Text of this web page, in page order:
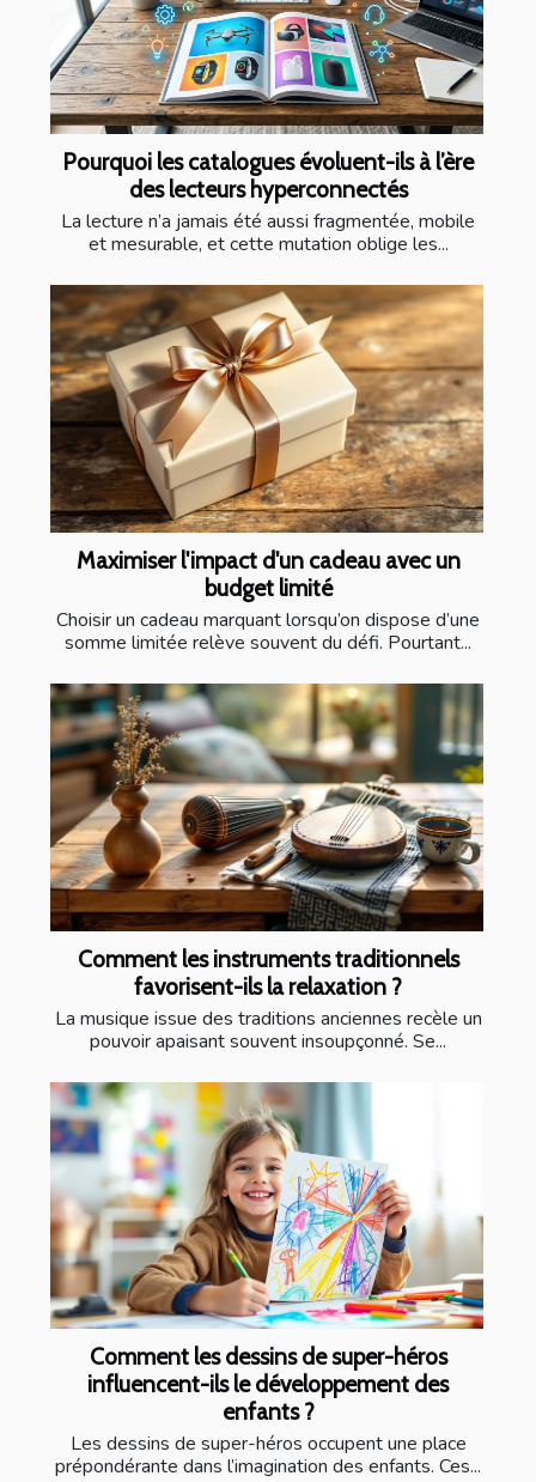
Pourquoi les catalogues évoluent-ils à l’ère
des lecteurs hyperconnectés
La lecture n’a jamais été aussi fragmentée, mobile
et mesurable, et cette mutation oblige les...
Maximiser l'impact d'un cadeau avec un
budget limité
Choisir un cadeau marquant lorsqu’on dispose d’une
somme limitée relève souvent du défi. Pourtant...
Comment les instruments traditionnels
favorisent-ils la relaxation ?
La musique issue des traditions anciennes recèle un
pouvoir apaisant souvent insoupçonné. Se...
Comment les dessins de super-héros
influencent-ils le développement des
enfants ?
Les dessins de super-héros occupent une place
prépondérante dans l’imagination des enfants. Ces...